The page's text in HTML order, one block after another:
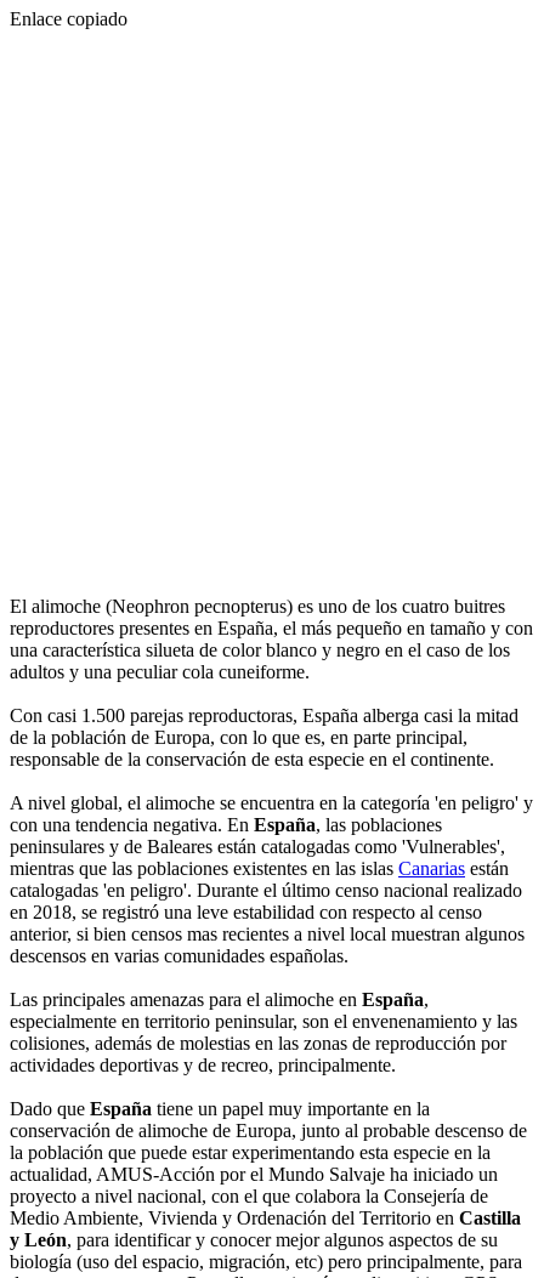
Enlace copiado
El alimoche (Neophron pecnopterus) es uno de los cuatro buitres
reproductores presentes en España, el más pequeño en tamaño y con
una característica silueta de color blanco y negro en el caso de los
adultos y una peculiar cola cuneiforme.
Con casi 1.500 parejas reproductoras, España alberga casi la mitad
de la población de Europa, con lo que es, en parte principal,
responsable de la conservación de esta especie en el continente.
A nivel global, el alimoche se encuentra en la categoría 'en peligro' y
con una tendencia negativa. En España, las poblaciones
peninsulares y de Baleares están catalogadas como 'Vulnerables',
mientras que las poblaciones existentes en las islas Canarias están
catalogadas 'en peligro'. Durante el último censo nacional realizado
en 2018, se registró una leve estabilidad con respecto al censo
anterior, si bien censos mas recientes a nivel local muestran algunos
descensos en varias comunidades españolas.
Las principales amenazas para el alimoche en España,
especialmente en territorio peninsular, son el envenenamiento y las
colisiones, además de molestias en las zonas de reproducción por
actividades deportivas y de recreo, principalmente.
Dado que España tiene un papel muy importante en la
conservación de alimoche de Europa, junto al probable descenso de
la población que puede estar experimentando esta especie en la
actualidad, AMUS-Acción por el Mundo Salvaje ha iniciado un
proyecto a nivel nacional, con el que colabora la Consejería de
Medio Ambiente, Vivienda y Ordenación del Territorio en Castilla
y León, para identificar y conocer mejor algunos aspectos de su
biología (uso del espacio, migración, etc) pero principalmente, para